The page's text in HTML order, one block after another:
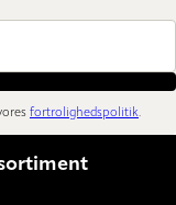
fortrolighedspolitik.